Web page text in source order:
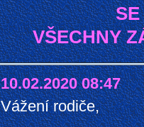
VŠECHNY
10.02.2020 08:47
Vážení rodiče,